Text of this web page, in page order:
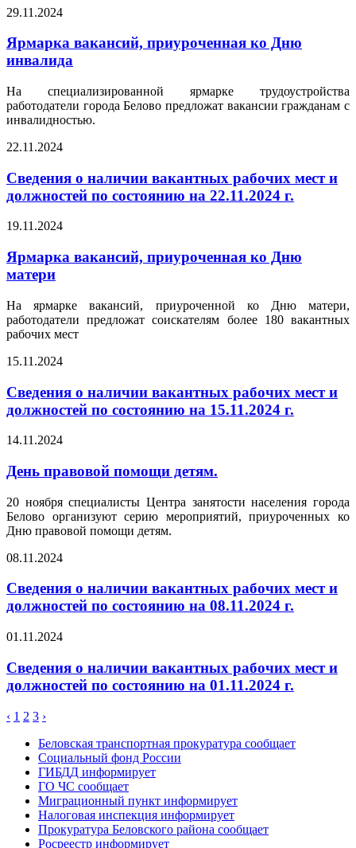
29.11.2024
Ярмарка вакансий, приуроченная ко Дню
инвалида
На специализированной ярмарке трудоустройства
работодатели города Белово предложат вакансии гражданам с
инвалидностью.
22.11.2024
Сведения о наличии вакантных рабочих мест и
должностей по состоянию на 22.11.2024 г.
19.11.2024
Ярмарка вакансий, приуроченная ко Дню
матери
На ярмарке вакансий, приуроченной ко Дню матери,
работодатели предложат соискателям более 180 вакантных
рабочих мест
15.11.2024
Сведения о наличии вакантных рабочих мест и
должностей по состоянию на 15.11.2024 г.
14.11.2024
День правовой помощи детям.
20 ноября специалисты Центра занятости населения города
Белово организуют серию мероприятий, приуроченных ко
Дню правовой помощи детям.
08.11.2024
Сведения о наличии вакантных рабочих мест и
должностей по состоянию на 08.11.2024 г.
01.11.2024
Сведения о наличии вакантных рабочих мест и
должностей по состоянию на 01.11.2024 г.
‹ 1 2 3 ›
Беловская транспортная прокуратура сообщает
Социальный фонд России
ГИБДД информирует
ГО ЧС сообщает
Миграционный пункт информирует
Налоговая инспекция информирует
Прокуратура Беловского района сообщает
Росреестр информирует